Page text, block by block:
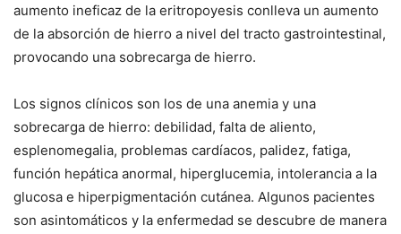
aumento ineficaz de la eritropoyesis conlleva un aumento
de la absorción de hierro a nivel del tracto gastrointestinal,
provocando una sobrecarga de hierro.
Los signos clínicos son los de una anemia y una
sobrecarga de hierro: debilidad, falta de aliento,
esplenomegalia, problemas cardíacos, palidez, fatiga,
función hepática anormal, hiperglucemia, intolerancia a la
glucosa e hiperpigmentación cutánea. Algunos pacientes
son asintomáticos y la enfermedad se descubre de manera